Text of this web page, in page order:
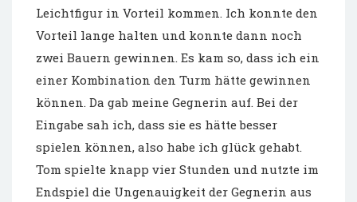
Leichtfigur in Vorteil kommen. Ich konnte den
Vorteil lange halten und konnte dann noch
zwei Bauern gewinnen. Es kam so, dass ich ein
einer Kombination den Turm hätte gewinnen
können. Da gab meine Gegnerin auf. Bei der
Eingabe sah ich, dass sie es hätte besser
spielen können, also habe ich glück gehabt.
Tom spielte knapp vier Stunden und nutzte im
Endspiel die Ungenauigkeit der Gegnerin aus